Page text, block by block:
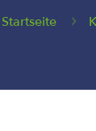
Startseite